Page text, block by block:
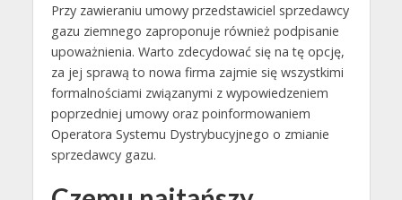
Przy zawieraniu umowy przedstawiciel sprzedawcy
gazu ziemnego zaproponuje również podpisanie
upoważnienia. Warto zdecydować się na tę opcję,
za jej sprawą to nowa firma zajmie się wszystkimi
formalnościami związanymi z wypowiedzeniem
poprzedniej umowy oraz poinformowaniem
Operatora Systemu Dystrybucyjnego o zmianie
sprzedawcy gazu.